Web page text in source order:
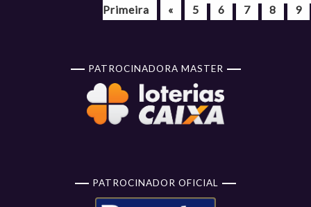
Primeira
« 5 6 7 8 9
PATROCINADORA MASTER
PATROCINADOR OFICIAL